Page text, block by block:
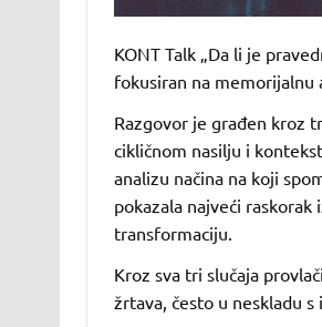
KONT Talk „Da li je
fokusiran na memorijalnu
Razgovor je građen kroz
cikličnom nasilju i
analizu načina na koji
pokazala najveći
transformaciju.
Kroz sva tri slučaja
žrtava, često u neskladu